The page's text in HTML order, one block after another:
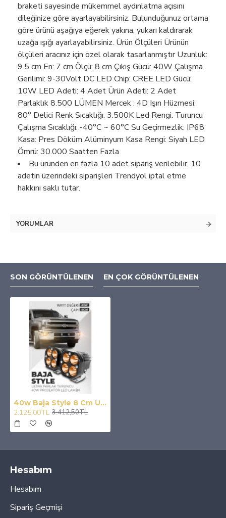
braketi sayesinde mükemmel aydınlatma açısını
dileğinize göre ayarlayabilirsiniz. Bulunduğunuz ortama
göre ürünü aşağıya eğerek yakına, yukarı kaldırarak
uzağa ışığı ayarlayabilirsiniz. Ürün Ölçüleri Ürünün
ölçüleri aracınız için özel olarak tasarlanmıştır Uzunluk:
9.5 cm En: 7 cm Ölçü: 8 cm Çıkış Gücü: 40W Çalışma
Gerilimi: 9-30Volt DC LED Chip: CREE LED Gücü:
10W LED Adeti: 4 Adet Ürün Adeti: 2 Adet
Parlaklık 8.500 LÜMEN Mercek : 4D Işın Hüzmesi:
80° Delici Renk Sıcaklığı: 3.500K Led Rengi: Turuncu
Çalışma Sıcaklığı: -40°C ~ 60°C Su Geçirmezlik: IP68
Kasa: Pres Döküm Alüminyum Kasa Rengi: Siyah LED
Ömrü: 30.000 Saatten Fazla
Bu üründen en fazla 10 adet sipariş verilebilir. 10
adetin üzerindeki siparişleri Trendyol iptal etme
hakkını saklı tutar.
YORUMLAR
SON GÖRÜNTÜLENEN EN ÇOK GÖRÜNTÜLENEN
40w Baja Style 8 Cm Ultra Parlak Led Projektor Off Road - Turuncu
2.125,00TL 3.412,50TL
Hesabım
Hesabım
Sipariş Geçmişi